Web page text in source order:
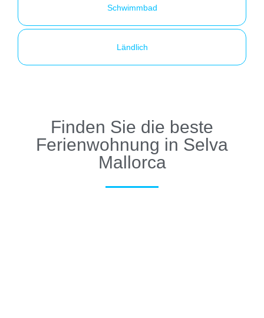
Schwimmbad
Ländlich
Finden Sie die beste
Ferienwohnung in Selva
Mallorca